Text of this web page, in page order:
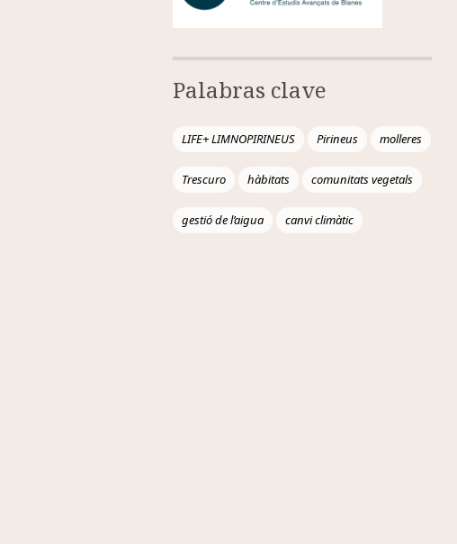
Palabras clave
LIFE+ LIMNOPIRINEUS Pirineus molleres
Trescuro hàbitats comunitats vegetals
gestió de l’aigua canvi climàtic